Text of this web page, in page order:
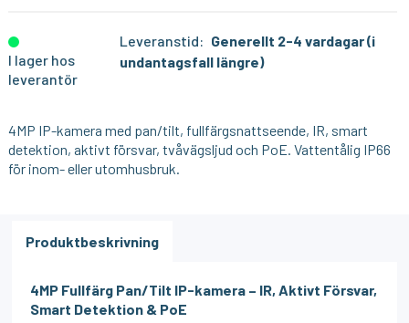
I lager hos
leverantör
Leveranstid: Generellt 2-4 vardagar (i
undantagsfall längre)
4MP IP-kamera med pan/tilt, fullfärgsnattseende, IR, smart
detektion, aktivt försvar, tvåvägsljud och PoE. Vattentålig IP66
för inom- eller utomhusbruk.
Produktbeskrivning
4MP Fullfärg Pan/Tilt IP-kamera – IR, Aktivt Försvar,
Smart Detektion & PoE